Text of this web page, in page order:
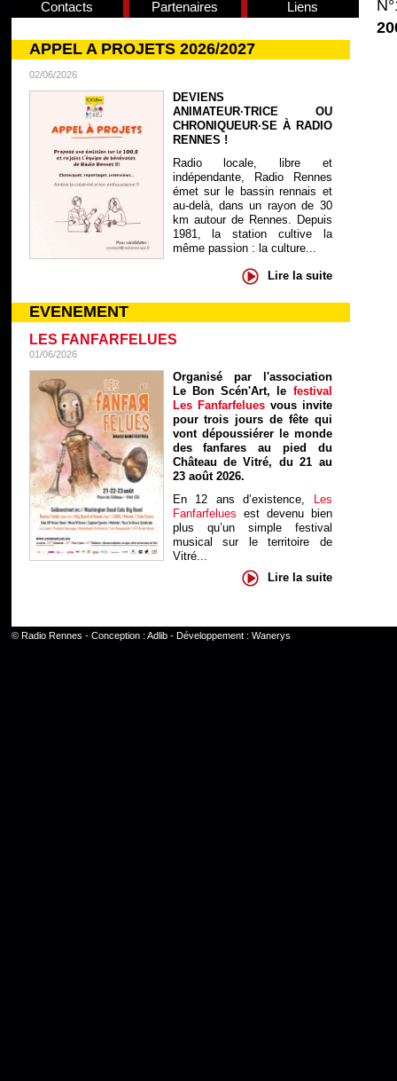
Contacts Partenaires Liens
APPEL A PROJETS 2026/2027
02/06/2026
DEVIENS
ANIMATEUR·TRICE OU
CHRONIQUEUR·SE À RADIO
RENNES !
Radio locale, libre et
indépendante, Radio Rennes
émet sur le bassin rennais et
au-delà, dans un rayon de 30
km autour de Rennes. Depuis
1981, la station cultive la
même passion : la culture...
Lire la suite
EVENEMENT
LES FANFARFELUES
01/06/2026
Organisé par l'association
Le Bon Scén'Art, le festival
Les Fanfarfelues vous invite
pour trois jours de fête qui
vont dépoussiérer le monde
des fanfares au pied du
Château de Vitré, du 21 au
23 août 2026.
En 12 ans d’existence, Les
Fanfarfelues est devenu bien
plus qu’un simple festival
musical sur le territoire de
Vitré...
Lire la suite
© Radio Rennes - Conception : Adlib- Développement : Wanerys